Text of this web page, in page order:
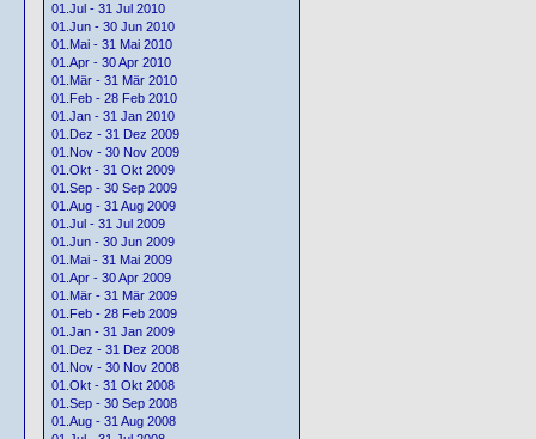
01.Jul - 31 Jul 2010
01.Jun - 30 Jun 2010
01.Mai - 31 Mai 2010
01.Apr - 30 Apr 2010
01.Mär - 31 Mär 2010
01.Feb - 28 Feb 2010
01.Jan - 31 Jan 2010
01.Dez - 31 Dez 2009
01.Nov - 30 Nov 2009
01.Okt - 31 Okt 2009
01.Sep - 30 Sep 2009
01.Aug - 31 Aug 2009
01.Jul - 31 Jul 2009
01.Jun - 30 Jun 2009
01.Mai - 31 Mai 2009
01.Apr - 30 Apr 2009
01.Mär - 31 Mär 2009
01.Feb - 28 Feb 2009
01.Jan - 31 Jan 2009
01.Dez - 31 Dez 2008
01.Nov - 30 Nov 2008
01.Okt - 31 Okt 2008
01.Sep - 30 Sep 2008
01.Aug - 31 Aug 2008